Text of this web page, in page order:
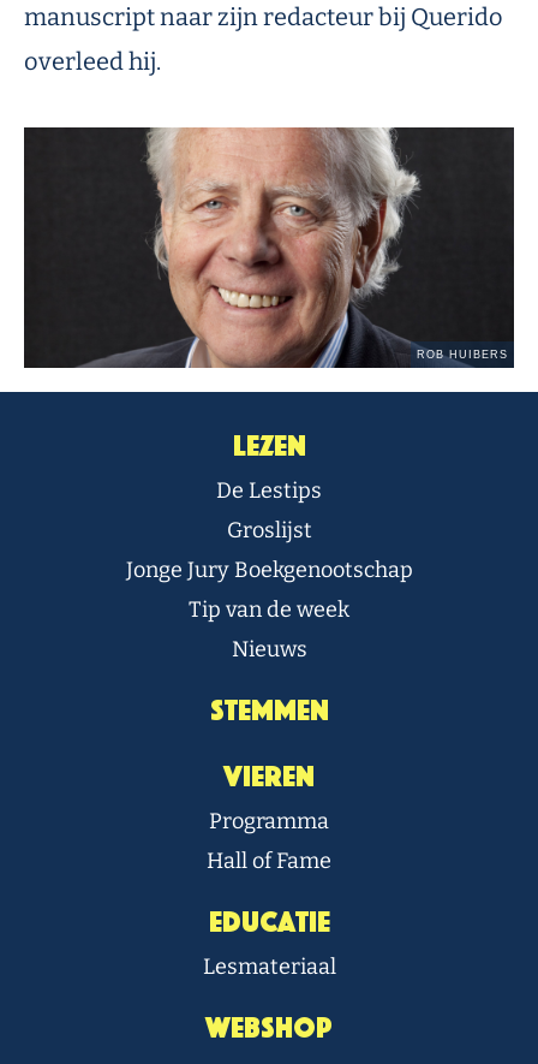
manuscript naar zijn redacteur bij Querido
overleed hij.
Lezen
De Lestips
Groslijst
Jonge Jury Boekgenootschap
Tip van de week
Nieuws
Stemmen
Vieren
Programma
Hall of Fame
Educatie
Lesmateriaal
Webshop